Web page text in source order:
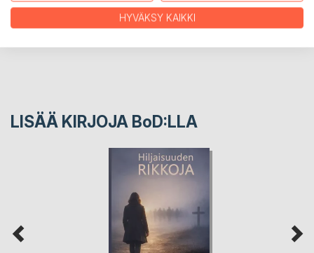
LUKIJA-ARVOSTELUT
LISÄÄ KIRJOJA BoD:LLA
HYVÄKSY KAIKKI